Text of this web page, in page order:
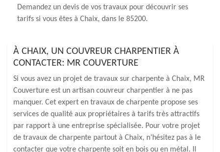
Demandez un devis de vos travaux pour découvrir ses
tarifs si vous êtes à Chaix, dans le 85200.
À CHAIX, UN COUVREUR CHARPENTIER À
CONTACTER: MR COUVERTURE
Si vous avez un projet de travaux sur charpente à Chaix, MR
Couverture est un artisan couvreur charpentier à ne pas
manquer. Cet expert en travaux de charpente propose ses
services de qualité aux propriétaires à tarifs très attractifs
par rapport à une entreprise spécialisée. Pour votre projet
de travaux de charpente partout à Chaix, n’hésitez pas à le
contacter que votre charpente soit en bois ou en métal. Il